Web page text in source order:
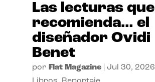
Las lecturas que
recomienda… el
diseñador Ovidi
Benet
por Flat Magazine| Jul 30, 2026